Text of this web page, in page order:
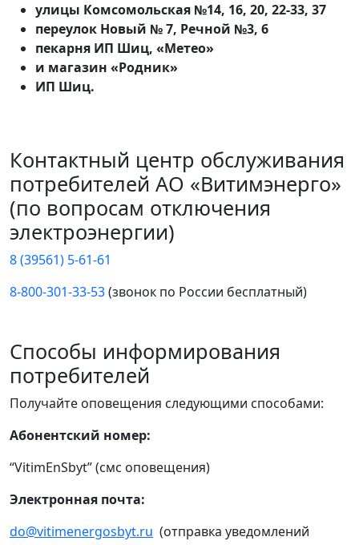
улицы Комсомольская №14, 16, 20, 22-33, 37
переулок Новый № 7, Речной №3, 6
пекарня ИП Шиц, «Метео»
и магазин «Родник»
ИП Шиц.
Контактный центр обслуживания
потребителей АО «Витимэнерго»
(по вопросам отключения
электроэнергии)
8 (39561) 5-61-61
8-800-301-33-53(звонок по России бесплатный)
Способы информирования
потребителей
Получайте оповещения следующими способами:
Абонентский номер:
“VitimEnSbyt” (смс оповещения)
Электронная почта:
do@vitimenergosbyt.ru (отправка уведомлений